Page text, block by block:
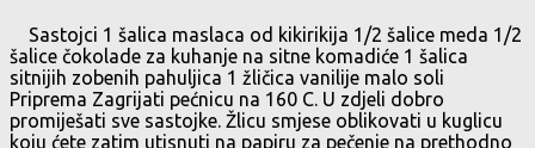
Sastojci 1 šalica maslaca od kikirikija 1/2 šalice meda 1/2
šalice čokolade za kuhanje na sitne komadiće 1 šalica
sitnijih zobenih pahuljica 1 žličica vanilije malo soli
Priprema Zagrijati pećnicu na 160 C. U zdjeli dobro
promiješati sve sastojke. Žlicu smjese oblikovati u kuglicu
koju ćete zatim utisnuti na papiru za pečenje na prethodno